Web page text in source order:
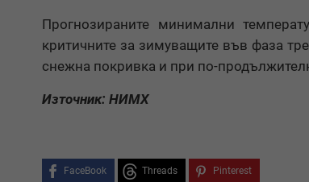
Прогнозираните минимални
критичните за зимуващите във фаза
снежна покривка и при по-
Източник: НИМХ
FaceBook Threads Pinterest